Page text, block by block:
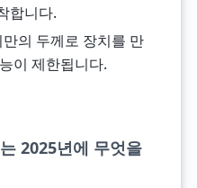
합니다.
의 두께로 장치를 만
이 제한됩니다.
2025년에 무엇을